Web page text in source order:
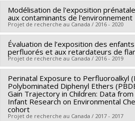
Funding sources:IRSST/Institut de
en santé et en sécurité du travail
Grant programs:
Lead researcher : Marc-André Verner
Funding sources:FRQS/Fonds de
Santé (FRSQ)
Grant programs:PVXXXXXX-
chercheurs Juniors 1
Modélisation de l'exposition
aux contaminants de l'environnement
Projet de recherche au Canada / 2016 - 2020
Lead researcher : Marc-André Verner
Funding sources:FRQS/Fonds de
Santé (FRSQ)
Grant programs:PVXXXXXX-Bourse
Junior 1
Évaluation de l’exposition des
perfluorés et aux retardateurs de
Projet de recherche au Canada / 2016 - 2019
Lead researcher : Marc-André Verner
Funding sources:IRSC/Instituts de
Canada
Grant programs: PVXXXXXX-(PJT)
Perinatal Exposure to Perfluoroalkyl
Polybominated Diphenyl Ethers
Gain Trajectory in Children: Data
Infant Research on Environmental
cohort
Projet de recherche au Canada / 2017 - 2017